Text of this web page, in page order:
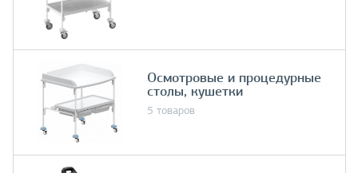
Осмотровые и процедурные
столы, кушетки
5 товаров